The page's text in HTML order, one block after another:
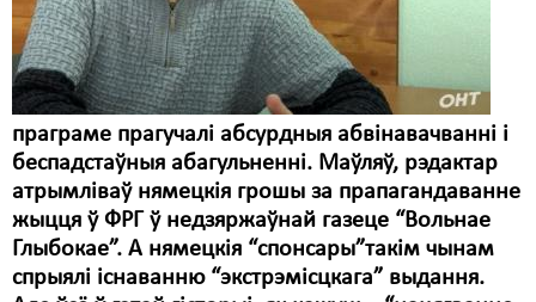
праграме прагучалі абсурдныя абвінавачванні і
беспадстаўныя абагульненні. Маўляў, рэдактар
атрымліваў нямецкія грошы за прапагандаванне
жыцця ў ФРГ ў недзяржаўнай газеце “Вольнае
Глыбокае”. А нямецкія “спонсары”такім чынам
спрыялі існаванню “экстрэмісцкага” выдання.
Сацыяльныя правы